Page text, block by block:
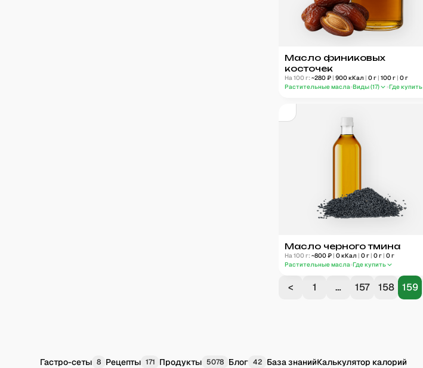
Масло финиковых
косточек
На 100 г: ~280₽ | 900кКал | 0г | 100г | 0г
Растительные масла Виды (17) Где купить
Масло черного тмина
На 100 г: ~800₽ | 0кКал | 0г | 0г | 0г
Растительные масла Где купить
< 1 … 157 158 159
Гастро-сеты 8 Рецепты 171 Продукты 5078 Блог 42 База знанийКалькулятор калорий